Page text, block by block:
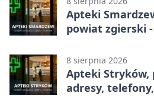
Apteki
powiat zgierski
8 sierpnia 2026
Apteki Stryków,
adresy,